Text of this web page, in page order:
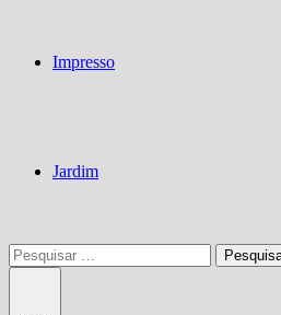
Impresso
Jardim
Pesquisar
por: